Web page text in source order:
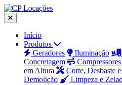
Início
Produtos
Geradores
Iluminação
Concretagem
em Altura
Corte, Desbaste
Demolição
Limpeza e